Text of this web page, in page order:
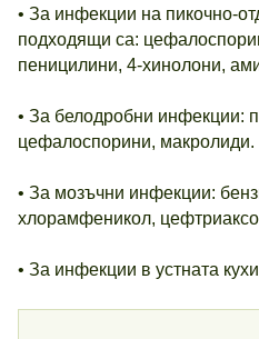
• За инфекции на пикочно-
подходящи са:
пеницилини, 4-хинолони,
• За белодробни инфекции:
цефалоспорини, макролиди.
• За мозъчни инфекции:
хлорамфеникол,
• За инфекции в устната